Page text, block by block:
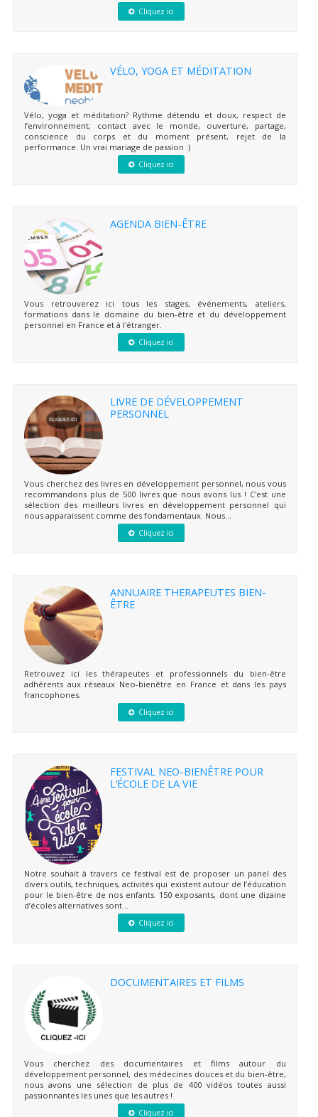
Cliquez ici
VÉLO, YOGA ET MÉDITATION
Vélo, yoga et méditation? Rythme détendu et doux, respect de
l’environnement, contact avec le monde, ouverture, partage,
conscience du corps et du moment présent, rejet de la
performance. Un vrai mariage de passion :)
Cliquez ici
AGENDA BIEN-ÊTRE
Vous retrouverez ici tous les stages, événements, ateliers,
formations dans le domaine du bien-être et du développement
personnel en France et à l'étranger.
Cliquez ici
LIVRE DE DÉVELOPPEMENT
PERSONNEL
Vous cherchez des livres en développement personnel, nous vous
recommandons plus de 500 livres que nous avons lus ! C'est une
sélection des meilleurs livres en développement personnel qui
nous apparaissent comme des fondamentaux. Nous...
Cliquez ici
ANNUAIRE THERAPEUTES BIEN-
ÊTRE
Retrouvez ici les thérapeutes et professionnels du bien-être
adhérents aux réseaux Neo-bienêtre en France et dans les pays
francophones.
Cliquez ici
FESTIVAL NEO-BIENÊTRE POUR
L’ÉCOLE DE LA VIE
Notre souhait à travers ce festival est de proposer un panel des
divers outils, techniques, activités qui existent autour de l’éducation
pour le bien-être de nos enfants. 150 exposants, dont une dizaine
d’écoles alternatives sont...
Cliquez ici
DOCUMENTAIRES ET FILMS
Vous cherchez des documentaires et films autour du
développement personnel, des médecines douces et du bien-être,
nous avons une sélection de plus de 400 vidéos toutes aussi
passionnantes les unes que les autres !
Cliquez ici